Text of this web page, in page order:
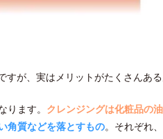
が、実はメリットがたくさんある
ます。 クレンジングは化粧品の
角質などを落とすもの。それぞれ